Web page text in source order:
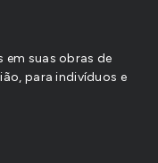
em suas obras de
para indivíduos e